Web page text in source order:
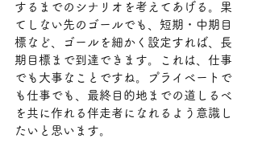
するまでのシナリオを考えてあげる。果
てしない先のゴールでも、短期・中期目
標など、ゴールを細かく設定すれば、長
期目標まで到達できます。これは、仕事
でも大事なことですね。プライベートで
も仕事でも、最終目的地までの道しるべ
を共に作れる伴走者になれるよう意識し
たいと思います。